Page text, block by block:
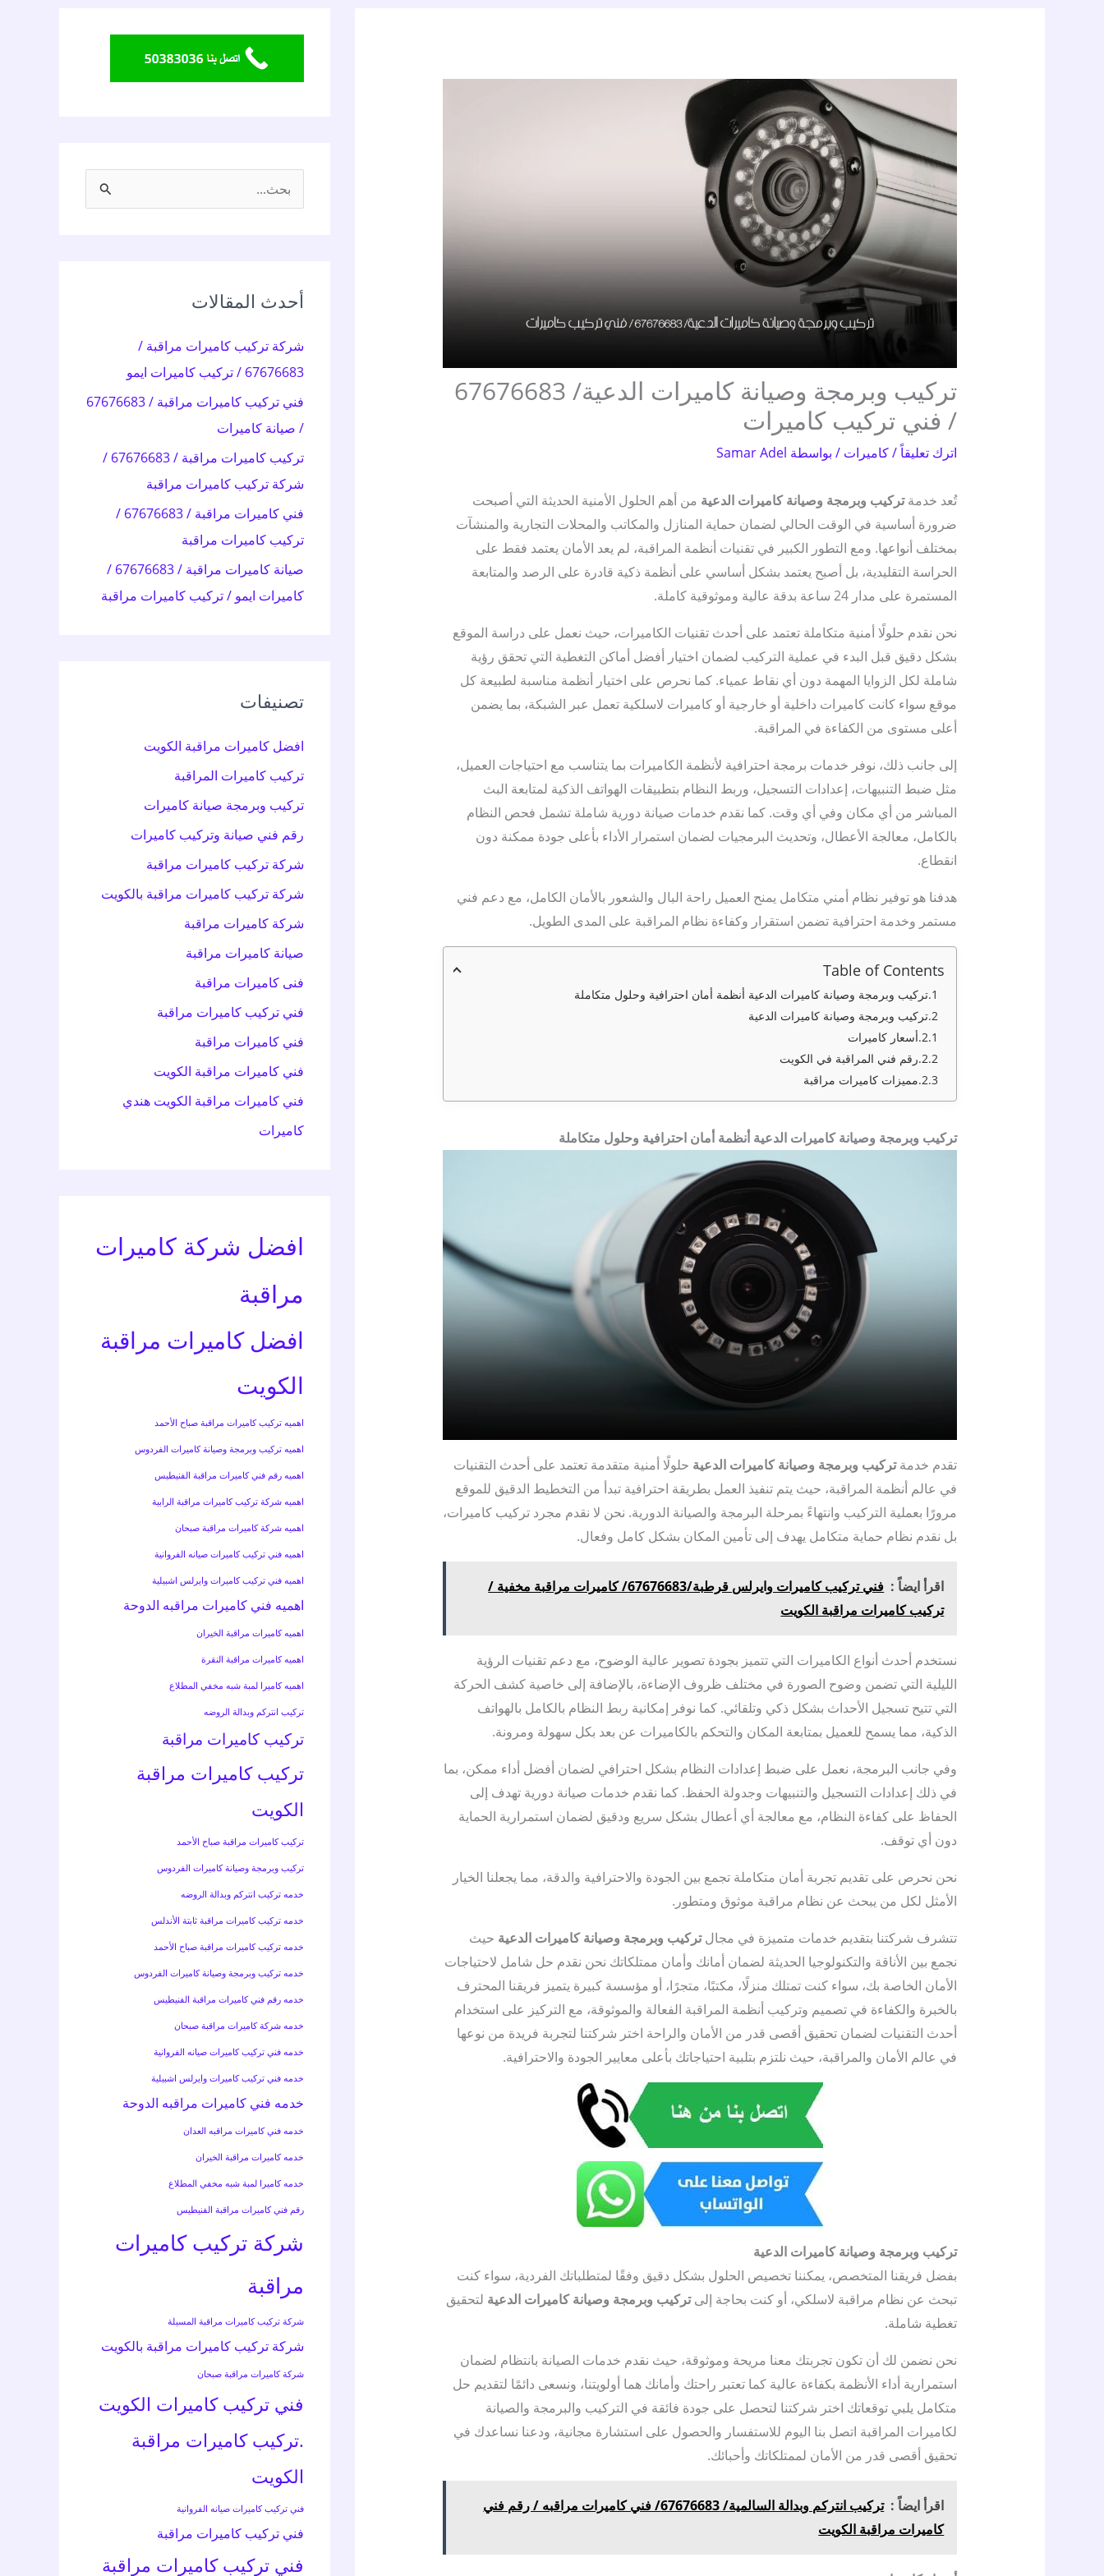
تركيب وبرمجة وصيانة كاميرات الدعية/ 67676683
/ فني تركيب كاميرات
اترك تعليقاً/كاميرات / بواسطة Samar Adel
تُعد خدمةتركيب وبرمجة وصيانة كاميرات الدعية من أهم الحلول الأمنية الحديثة التي أصبحت
ضرورة أساسية في الوقت الحالي لضمان حماية المنازل والمكاتب والمحلات التجارية والمنشآت
بمختلف أنواعها. ومع التطور الكبير في تقنيات أنظمة المراقبة، لم يعد الأمان يعتمد فقط على
الحراسة التقليدية، بل أصبح يعتمد بشكل أساسي على أنظمة ذكية قادرة على الرصد والمتابعة
المستمرة على مدار 24 ساعة بدقة عالية وموثوقية كاملة.
نحن نقدم حلولًا أمنية متكاملة تعتمد على أحدث تقنيات الكاميرات، حيث نعمل على دراسة الموقع
بشكل دقيق قبل البدء في عملية التركيب لضمان اختيار أفضل أماكن التغطية التي تحقق رؤية
شاملة لكل الزوايا المهمة دون أي نقاط عمياء. كما نحرص على اختيار أنظمة مناسبة لطبيعة كل
موقع سواء كانت كاميرات داخلية أو خارجية أو كاميرات لاسلكية تعمل عبر الشبكة، بما يضمن
أعلى مستوى من الكفاءة في المراقبة.
إلى جانب ذلك، نوفر خدمات برمجة احترافية لأنظمة الكاميرات بما يتناسب مع احتياجات العميل،
مثل ضبط التنبيهات، إعدادات التسجيل، وربط النظام بتطبيقات الهواتف الذكية لمتابعة البث
المباشر من أي مكان وفي أي وقت. كما نقدم خدمات صيانة دورية شاملة تشمل فحص النظام
بالكامل، معالجة الأعطال، وتحديث البرمجيات لضمان استمرار الأداء بأعلى جودة ممكنة دون
انقطاع.
هدفنا هو توفير نظام أمني متكامل يمنح العميل راحة البال والشعور بالأمان الكامل، مع دعم فني
مستمر وخدمة احترافية تضمن استقرار وكفاءة نظام المراقبة على المدى الطويل.
Table of Contents
تركيب وبرمجة وصيانة كاميرات الدعية أنظمة أمان احترافية وحلول متكاملة
تركيب وبرمجة وصيانة كاميرات الدعية
أسعار كاميرات
رقم فني المراقبة في الكويت
مميزات كاميرات مراقبة
تركيب وبرمجة وصيانة كاميرات الدعية أنظمة أمان احترافية وحلول متكاملة
تقدم خدمةتركيب وبرمجة وصيانة كاميرات الدعية حلولًا أمنية متقدمة تعتمد على أحدث التقنيات
في عالم أنظمة المراقبة، حيث يتم تنفيذ العمل بطريقة احترافية تبدأ من التخطيط الدقيق للموقع
مرورًا بعملية التركيب وانتهاءً بمرحلة البرمجة والصيانة الدورية. نحن لا نقدم مجرد تركيب كاميرات،
بل نقدم نظام حماية متكامل يهدف إلى تأمين المكان بشكل كامل وفعال.
اقرأ ايضاً :
فني تركيب كاميرات وايرلس قرطبة/67676683/ كاميرات مراقبة مخفية /
تركيب كاميرات مراقبة الكويت
نستخدم أحدث أنواع الكاميرات التي تتميز بجودة تصوير عالية الوضوح، مع دعم تقنيات الرؤية
الليلية التي تضمن وضوح الصورة في مختلف ظروف الإضاءة، بالإضافة إلى خاصية كشف الحركة
التي تتيح تسجيل الأحداث بشكل ذكي وتلقائي. كما نوفر إمكانية ربط النظام بالكامل بالهواتف
الذكية، مما يسمح للعميل بمتابعة المكان والتحكم بالكاميرات عن بعد بكل سهولة ومرونة.
وفي جانب البرمجة، نعمل على ضبط إعدادات النظام بشكل احترافي لضمان أفضل أداء ممكن، بما
في ذلك إعدادات التسجيل والتنبيهات وجدولة الحفظ. كما نقدم خدمات صيانة دورية تهدف إلى
الحفاظ على كفاءة النظام، مع معالجة أي أعطال بشكل سريع ودقيق لضمان استمرارية الحماية
دون أي توقف.
نحن نحرص على تقديم تجربة أمان متكاملة تجمع بين الجودة والاحترافية والدقة، مما يجعلنا الخيار
الأمثل لكل من يبحث عن نظام مراقبة موثوق ومتطور.
تتشرف شركتنا بتقديم خدمات متميزة في مجالتركيب وبرمجة وصيانة كاميرات الدعية حيث
نجمع بين الأناقة والتكنولوجيا الحديثة لضمان أمانك وأمان ممتلكاتك نحن نقدم حل شامل لاحتياجات
الأمان الخاصة بك، سواء كنت تمتلك منزلًا، مكتبًا، متجرًا، أو مؤسسة كبيرة يتميز فريقنا المحترف
بالخبرة والكفاءة في تصميم وتركيب أنظمة المراقبة الفعالة والموثوقة، مع التركيز على استخدام
أحدث التقنيات لضمان تحقيق أقصى قدر من الأمان والراحة اختر شركتنا لتجربة فريدة من نوعها
في عالم الأمان والمراقبة، حيث نلتزم بتلبية احتياجاتك بأعلى معايير الجودة والاحترافية.
تركيب وبرمجة وصيانة كاميرات الدعية
بفضل فريقنا المتخصص، يمكننا تخصيص الحلول بشكل دقيق وفقًا لمتطلباتك الفردية، سواء كنت
تبحث عن نظام مراقبة لاسلكي، أو كنت بحاجة إلىتركيب وبرمجة وصيانة كاميرات الدعية لتحقيق
تغطية شاملة.
نحن نضمن لك أن تكون تجربتك معنا مريحة وموثوقة، حيث نقدم خدمات الصيانة بانتظام لضمان
استمرارية أداء الأنظمة بكفاءة عالية كما تعتبر راحتك وأمانك هما أولويتنا، ونسعى دائمًا لتقديم حل
متكامل يلبي توقعاتك اختر شركتنا لتحصل على جودة فائقة في التركيب والبرمجة والصيانة
لكاميرات المراقبة اتصل بنا اليوم للاستفسار والحصول على استشارة مجانية، ودعنا نساعدك في
تحقيق أقصى قدر من الأمان لممتلكاتك وأحبائك.
اقرأ ايضاً :
تركيب انتركم وبدالة السالمية/ 67676683/ فني كاميرات مراقبه / رقم فني
كاميرات مراقبة الكويت
ث
ن
:
أحدث المقالات
شركة تركيب كاميرات مراقبة /
67676683 / تركيب كاميرات ايمو
فني تركيب كاميرات مراقبة / 67676683
/ صيانة كاميرات
تركيب كاميرات مراقبة / 67676683 /
شركة تركيب كاميرات مراقبة
فني كاميرات مراقبة / 67676683 /
تركيب كاميرات مراقبة
صيانة كاميرات مراقبة / 67676683 /
كاميرات ايمو / تركيب كاميرات مراقبة
تصنيفات
افضل كاميرات مراقبة الكويت
تركيب كاميرات المراقبة
تركيب وبرمجة صيانة كاميرات
رقم فني صيانة وتركيب كاميرات
شركة تركيب كاميرات مراقبة
شركة تركيب كاميرات مراقبة بالكويت
شركة كاميرات مراقبة
صيانة كاميرات مراقبة
فنى كاميرات مراقبة
فني تركيب كاميرات مراقبة
فني كاميرات مراقبة
فني كاميرات مراقبة الكويت
فني كاميرات مراقبة الكويت هندي
كاميرات
افضل شركة كاميرات
مراقبة
افضل كاميرات مراقبة
الكويت
اهميه تركيب كاميرات مراقبة صباح الأحمد
اهميه تركيب وبرمجة وصيانة كاميرات الفردوس
اهميه رقم فني كاميرات مراقبة الفنيطيس
اهميه شركة تركيب كاميرات مراقبة الرابية
اهميه شركة كاميرات مراقبة صبحان
اهميه فني تركيب كاميرات صيانه الفروانية
اهميه فني تركيب كاميرات وايرلس اشبيلية
اهميه فني كاميرات مراقبه الدوحة
اهميه كاميرات مراقبة الخيران
اهميه كاميرات مراقبة النقرة
اهميه كاميرا لمبة شبه مخفي المطلاع
تركيب انتركم وبدالة الروضه
تركيب كاميرات مراقبة
تركيب كاميرات مراقبة
الكويت
تركيب كاميرات مراقبة صباح الأحمد
تركيب وبرمجة وصيانة كاميرات الفردوس
خدمه تركيب انتركم وبدالة الروضه
خدمه تركيب كاميرات مراقبة ثابتة الأندلس
خدمه تركيب كاميرات مراقبة صباح الأحمد
خدمه تركيب وبرمجة وصيانة كاميرات الفردوس
خدمه رقم فني كاميرات مراقبة الفنيطيس
خدمه شركة كاميرات مراقبة صبحان
خدمه فني تركيب كاميرات صيانه الفروانية
خدمه فني تركيب كاميرات وايرلس اشبيلية
خدمه فني كاميرات مراقبه الدوحة
خدمه فني كاميرات مراقبه العدان
خدمه كاميرات مراقبة الخيران
خدمه كاميرا لمبة شبه مخفي المطلاع
رقم فني كاميرات مراقبة الفنيطيس
شركة تركيب كاميرات
مراقبة
شركة تركيب كاميرات مراقبة المسيلة
شركة تركيب كاميرات مراقبة بالكويت
شركة كاميرات مراقبة صبحان
فني تركيب كاميرات الكويت
.تركيب كاميرات مراقبة
الكويت
فني تركيب كاميرات صيانه الفروانية
فني تركيب كاميرات مراقبة
فني تركيب كاميرات مراقبة